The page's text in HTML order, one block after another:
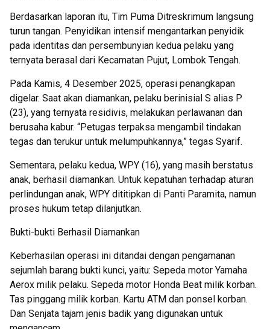
Berdasarkan laporan itu, Tim Puma Ditreskrimum langsung
turun tangan. Penyidikan intensif mengantarkan penyidik
pada identitas dan persembunyian kedua pelaku yang
ternyata berasal dari Kecamatan Pujut, Lombok Tengah.
Pada Kamis, 4 Desember 2025, operasi penangkapan
digelar. Saat akan diamankan, pelaku berinisial S alias P
(23), yang ternyata residivis, melakukan perlawanan dan
berusaha kabur. “Petugas terpaksa mengambil tindakan
tegas dan terukur untuk melumpuhkannya,” tegas Syarif.
Sementara, pelaku kedua, WPY (16), yang masih berstatus
anak, berhasil diamankan. Untuk kepatuhan terhadap aturan
perlindungan anak, WPY dititipkan di Panti Paramita, namun
proses hukum tetap dilanjutkan.
Bukti-bukti Berhasil Diamankan
Keberhasilan operasi ini ditandai dengan pengamanan
sejumlah barang bukti kunci, yaitu: Sepeda motor Yamaha
Aerox milik pelaku. Sepeda motor Honda Beat milik korban.
Tas pinggang milik korban. Kartu ATM dan ponsel korban.
Dan Senjata tajam jenis badik yang digunakan untuk